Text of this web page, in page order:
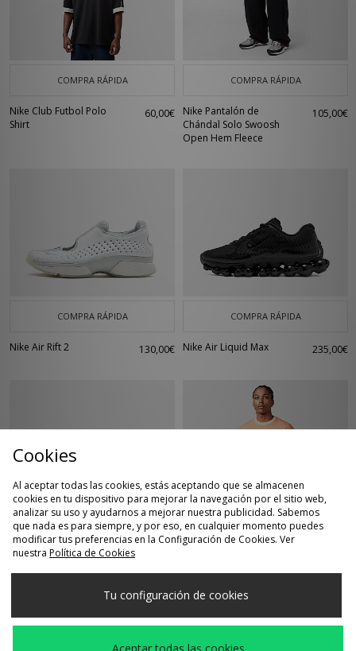
COMPRA RÁPIDA
Nike Club Futbol Polo
Shirt
60,00€
COMPRA RÁPIDA
Nike Pantalón de
Chándal Solo Swoosh
Open Hem Fleece
105,00€
COMPRA RÁPIDA
Nike Air Rift 2 130,00€
COMPRA RÁPIDA
Nike Air Liquid Max 235,00€
COMPRA RÁPIDA
Nike Air Rift
COMPRA RÁPIDA
Western Ringer
Cookies
Al aceptar todas las cookies, estás aceptando que se almacenen
cookies en tu dispositivo para mejorar la navegación por el sitio web,
analizar su uso y ayudarnos a mejorar nuestra publicidad. Sabemos
que nada es para siempre, y por eso, en cualquier momento puedes
modificar tus preferencias en la Configuración de Cookies. Ver
nuestra Política de Cookies
Tu configuración de cookies
Aceptar todas las cookies